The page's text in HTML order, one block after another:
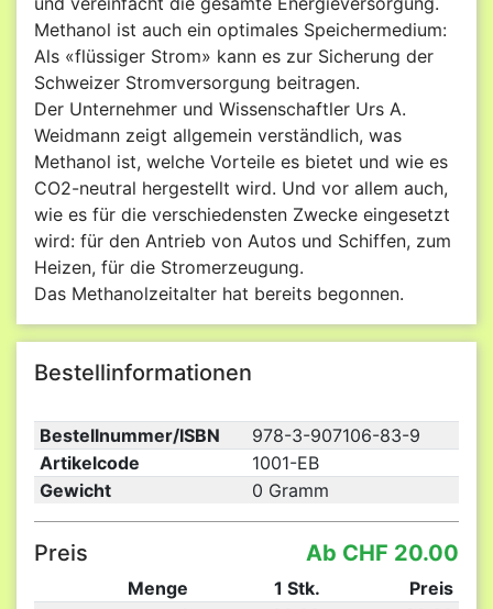
Methanol ist auch ein optimales Speichermedium:
Als «flüssiger Strom» kann es zur Sicherung der
Schweizer Stromversorgung beitragen.
Der Unternehmer und Wissenschaftler Urs A.
Weidmann zeigt allgemein verständlich, was
Methanol ist, welche Vorteile es bietet und wie es
CO2-neutral hergestellt wird. Und vor allem auch,
wie es für die verschiedensten Zwecke eingesetzt
wird: für den Antrieb von Autos und Schiffen, zum
Heizen, für die Stromerzeugung.
Das Methanolzeitalter hat bereits begonnen.
Bestellinformationen
Bestellnummer/ISBN
978-3-907106-83-9
Artikelcode
1001-EB
Gewicht
0 Gramm
Preis Ab CHF 20.00
Menge 1 Stk.
Preis